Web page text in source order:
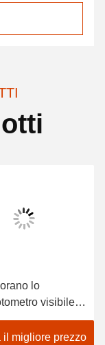
lo
visibile
del tessuto che
nel nero
il migliore prezzo